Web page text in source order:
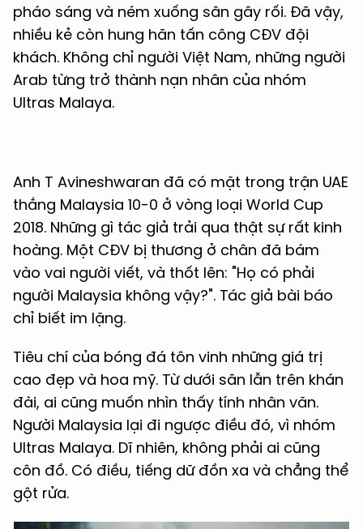
pháo sáng và ném xuống sân gây rối. Đã vậy,
nhiều kẻ còn hung hãn tấn công CĐV đội
khách. Không chỉ người Việt Nam, những người
Arab từng trở thành nạn nhân của nhóm
Ultras Malaya.
Anh T Avineshwaran đã có mặt trong trận UAE
thắng Malaysia 10-0 ở vòng loại World Cup
2018. Những gì tác giả trải qua thật sự rất kinh
hoàng. Một CĐV bị thương ở chân đã bám
vào vai người viết, và thốt lên: "Họ có phải
người Malaysia không vậy?". Tác giả bài báo
chỉ biết im lặng.
Tiêu chí của bóng đá tôn vinh những giá trị
cao đẹp và hoa mỹ. Từ dưới sân lẫn trên khán
đài, ai cũng muốn nhìn thấy tính nhân văn.
Người Malaysia lại đi ngược điều đó, vì nhóm
Ultras Malaya. Dĩ nhiên, không phải ai cũng
côn đồ. Có điều, tiếng dữ đồn xa và chẳng thể
gột rửa.